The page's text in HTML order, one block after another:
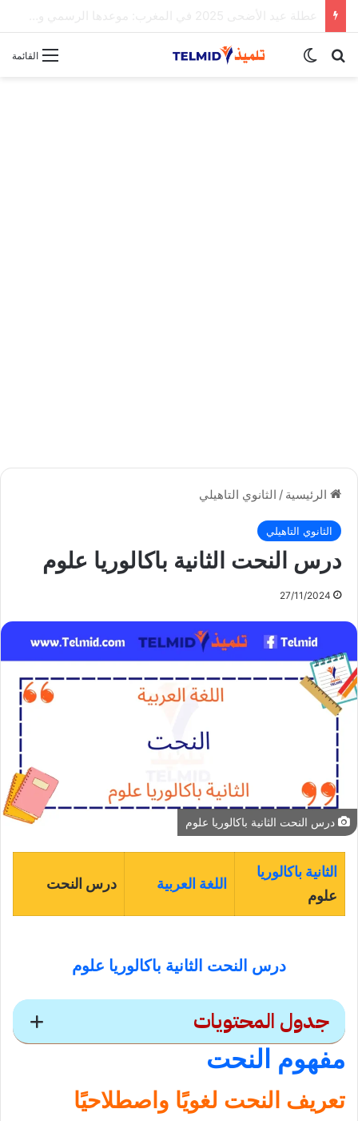
القائمة بحث عنالوضع المظلم
الرئيسية / الثانوي التاهيلي
الثانوي التاهيلي
درس النحت الثانية باكالوريا علوم
27/11/2024
درس النحت الثانية باكالوريا علوم
الثانية باكالوريا
علوم
اللغة العربية درس النحت
درس النحت الثانية باكالوريا علوم
جدول المحتويات
درس النحت الثانية باكالوريا
علوم
مفهوم النحت
تعريف النحت لغويًا واصطلاحيًا